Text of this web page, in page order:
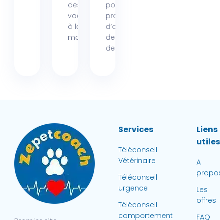
des
vacances
à la mer,
mais...
pour les
propriétaires
d’animaux
de la région
de...
Services
Téléconseil
Vétérinaire
Téléconseil
urgence
Téléconseil
comportement
Liens
utiles
A
Les
offres
FAQ